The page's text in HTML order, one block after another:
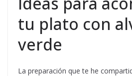
tu plato con
verde
La preparación que te he